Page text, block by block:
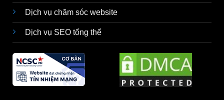
Dịch vụ chăm sóc website
Dịch vụ SEO tổng thể